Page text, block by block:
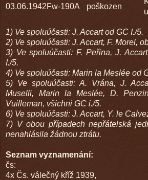
03.06.1942Fw-190A poškozen
1) Ve spoluúčasti: J. Accart od GC I./5.
2) Ve spoluúčasti: J. Accart, F. Morel,
3) Ve spoluúčasti: F. Peřina, J.
I./5.
4) Ve spoluúčasti: Marin la Meslée od
5) Ve spoluúčasti: A. Vrána, J.
Muselli, Marin la Meslée, D.
Vuilleman, všichni GC i./5.
6) Ve spoluúčasti: J. Accart, Y. le
7) V obou případech nepřátelská
nenahlásila žádnou ztrátu.
Seznam vyznamenání:
čs:
4x Čs. válečný kříž 1939,